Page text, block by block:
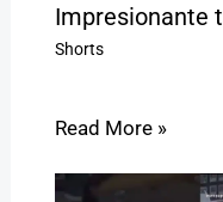
Impresionante
Shorts
Read More »